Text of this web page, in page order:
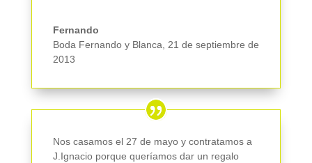
Fernando
Boda Fernando y Blanca
21 de septiembre de
2013
Nos casamos el 27 de mayo y contratamos a
J.Ignacio porque queríamos dar un regalo